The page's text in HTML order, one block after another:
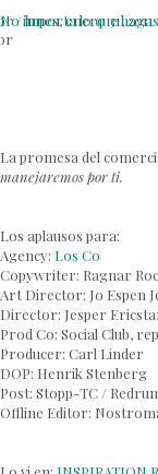
/lunes, enero 31, 2011
No importa lo que hagas
La promesa del
manejaremos por ti.
Los aplausos para:
Agency: Los Co
Copywriter: Ragnar
Art Director: Jo Espen
Director: Jesper
Prod Co: Social Club,
Producer: Carl Linder
DOP: Henrik Stenberg
Post: Stopp-TC /
Offline Editor: